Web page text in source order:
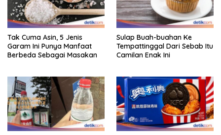
Tak Cuma Asin, 5 Jenis
Garam Ini Punya Manfaat
Berbeda Sebagai Masakan
Sulap Buah-buahan Ke
Tempattinggal Dari Sebab Itu
Camilan Enak Ini